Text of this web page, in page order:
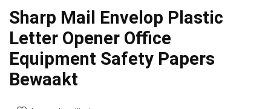
Sharp Mail Envelop Plastic
Letter Opener Office
Equipment Safety Papers
Bewaakt